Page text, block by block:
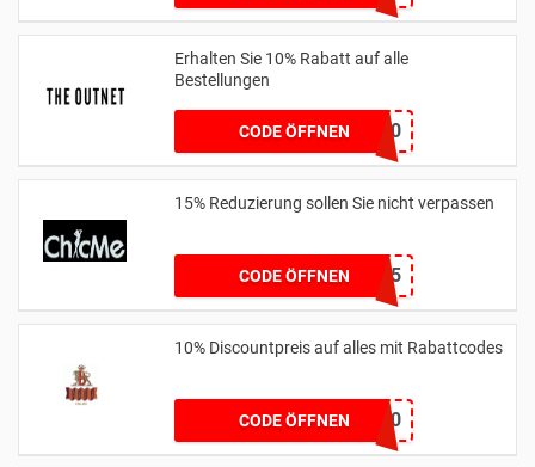
Erhalten Sie 10% Rabatt auf alle
Bestellungen
CODE ÖFFNEN
GIFTFORYOU10
15% Reduzierung sollen Sie nicht verpassen
CODE ÖFFNENSJQ15
10% Discountpreis auf alles mit Rabattcodes
CODE ÖFFNEN
WELCOME10